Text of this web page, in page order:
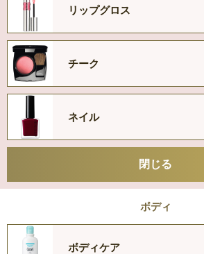
リップグロス
チーク
ネイル
閉じる
ボディ
ボディケア